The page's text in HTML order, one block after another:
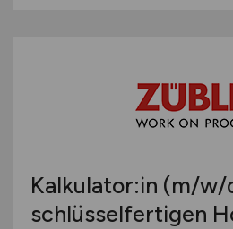
Kalkulator:in (m/w/
schlüsselfertigen